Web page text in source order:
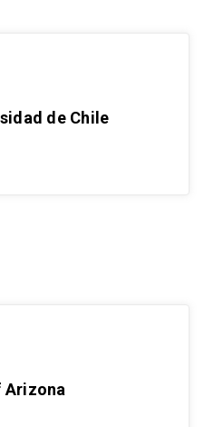
de Chile
Arizona